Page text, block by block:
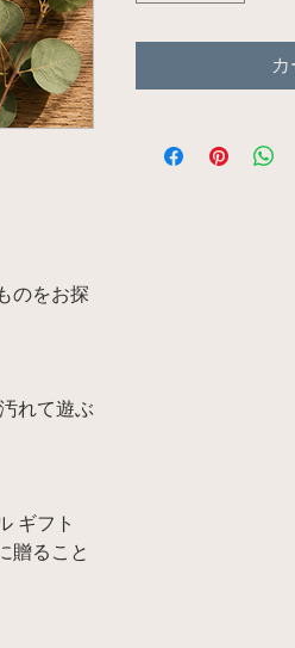
のをお探
れて遊ぶ
ギフト
贈ること